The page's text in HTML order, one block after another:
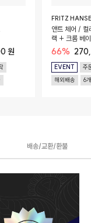
원
FRITZ
앤트 체어 /
랙 + 크롬 베
66%
EVENT
주
해외배송
6
배송/교환/환불